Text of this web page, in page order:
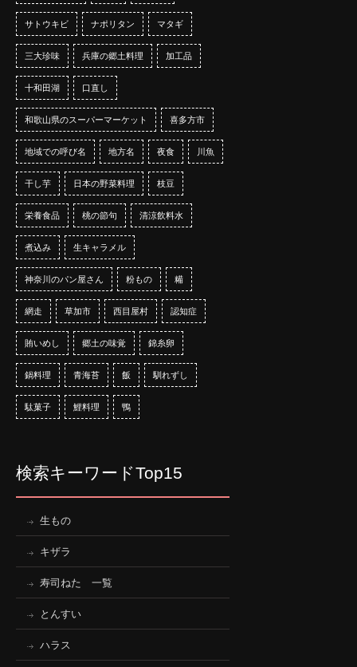
サトウキビ ナポリタン マタギ
三大珍味 兵庫の郷土料理 加工品
十和田湖 口直し
和歌山県のスーパーマーケット 喜多方市
地域での呼び名 地方名 夜食 川魚
干し芋 日本の野菜料理 枝豆
栄養食品 桃の節句 清涼飲料水
煮込み 生キャラメル
神奈川のパン屋さん 粉もの 糒
網走 草加市 西目屋村 認知症
賄いめし 郷土の味覚 錦糸卵
鍋料理 青海苔 飯 馴れずし
駄菓子 鯉料理 鴨
検索キーワードTop15
生もの
キザラ
寿司ねた 一覧
とんすい
ハラス